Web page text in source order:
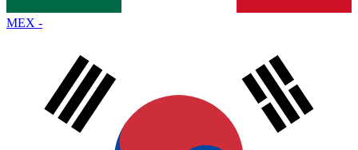
MEX -